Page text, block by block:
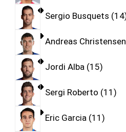
Sergio Busquets 14
Andreas Christensen
Jordi Alba 15
Sergi Roberto 11
Eric Garcia 11